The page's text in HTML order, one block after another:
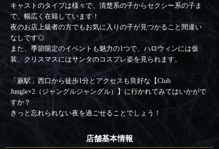
キャストのタイプは様々で、清楚系の子からセクシー系の子ま
で、幅広く在籍しています！
夜のお店上級者の方でもお気に入りの子が見つかること間違い
なしです◎
また、季節限定のイベントも魅力の1つで、ハロウィンには仮
装、クリスマスにはサンタのコスプレ姿を見られます。
「蕨駅」西口から徒歩1分とアクセスも良好な【Club
Jungle×2（ジャングルジャングル）】に行かれてみてはいかがで
すか？
きっと忘れられない夜を過ごせることでしょう！
店舗基本情報